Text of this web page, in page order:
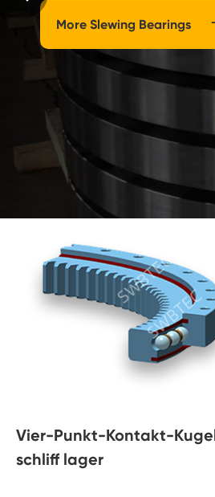
Flansch schlinglager &
Bagger-Schlitten lager
Kunden spezifisches
Know SWBTEC More 
Vier-Punkt-Kontakt-
schliff lager